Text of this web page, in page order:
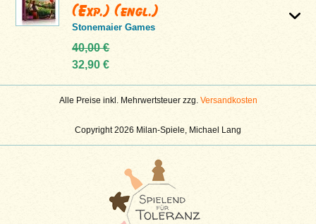
Copyright 2026 Milan-Spiele, Michael Lang
(Exp.) (engl.)
Stonemaier Games
40,00 €
32,90 €
Alle Preise inkl. Mehrwertsteuer zzg. Versandkosten